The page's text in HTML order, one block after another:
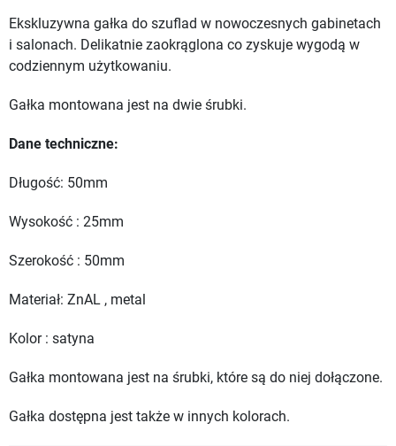
Ekskluzywna gałka do szuflad w nowoczesnych gabinetach
i salonach. Delikatnie zaokrąglona co zyskuje wygodą w
codziennym użytkowaniu.
Gałka montowana jest na dwie śrubki.
Dane techniczne:
Długość: 50mm
Wysokość : 25mm
Szerokość : 50mm
Materiał: ZnAL , metal
Kolor : satyna
Gałka montowana jest na śrubki, które są do niej dołączone.
Gałka dostępna jest także w innych kolorach.